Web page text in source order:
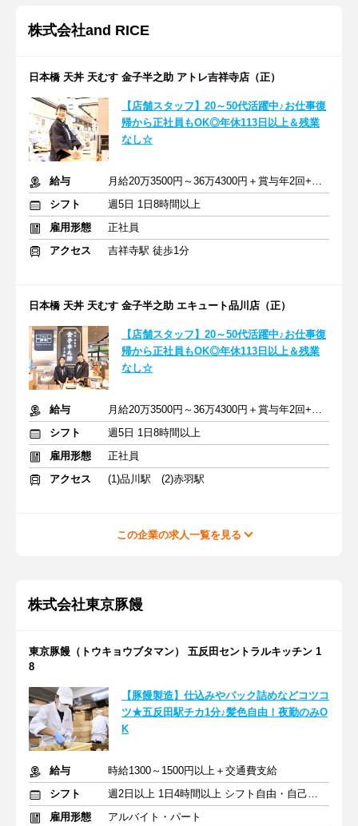
株式会社and RICE
日本橋 天丼 天むす 金子半之助 アトレ吉祥寺店（正）
【店舗スタッフ】20～50代活躍中♪お仕事復
帰から正社員もOK◎年休113日以上＆残業
なし☆
給与
月給20万3500円～36万4300円＋賞与年2回+交通費支給
シフト
週5日 1日8時間以上
雇用形態
正社員
アクセス
吉祥寺駅 徒歩1分
日本橋 天丼 天むす 金子半之助 エキュート品川店（正）
【店舗スタッフ】20～50代活躍中♪お仕事復
帰から正社員もOK◎年休113日以上＆残業
なし☆
給与
月給20万3500円～36万4300円＋賞与年2回+交通費支給
シフト
週5日 1日8時間以上
雇用形態
正社員
アクセス
(1)品川駅 (2)赤羽駅
この企業の求人一覧を見る
株式会社東京豚饅
東京豚饅（トウキョウブタマン） 五反田セントラルキッチン 1
8
【豚饅製造】仕込みやパック詰めなどコツコ
ツ★五反田駅チカ1分♪髪色自由！夜勤のみO
K
給与
時給1300～1500円以上＋交通費支給
シフト
週2日以上 1日4時間以上 シフト自由・自己申告
雇用形態
アルバイト・パート